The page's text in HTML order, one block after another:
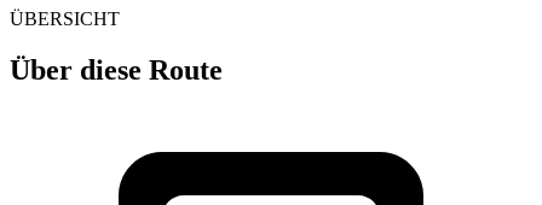
ÜBERSICHT
Über diese Route